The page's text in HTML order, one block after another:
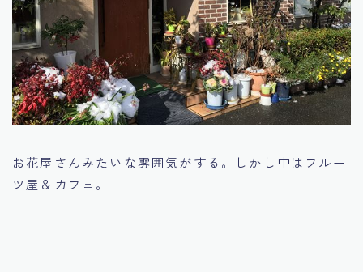
お花屋さんみたいな雰囲気がする。しかし中はフルー
ツ屋＆カフェ。